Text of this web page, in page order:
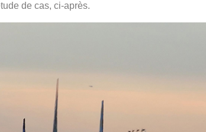
de cas, ci-après.